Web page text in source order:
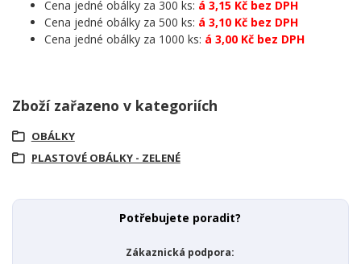
Cena jedné obálky za 300 ks: á 3,15 Kč bez DPH
Cena jedné obálky za 500 ks: á 3,10 Kč bez DPH
Cena jedné obálky za 1000 ks: á 3,00 Kč bez DPH
Zboží zařazeno v kategoriích
OBÁLKY
PLASTOVÉ OBÁLKY - ZELENÉ
Potřebujete poradit?
Zákaznická podpora: